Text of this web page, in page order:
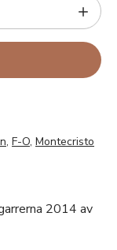
, F-O, Montecristo
2014 av